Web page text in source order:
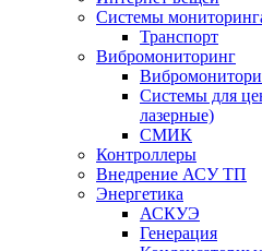
Системы
Транспорт
Вибромониторинг
Системы для
лазерные)
СМИК
Контроллеры
Внедрение АСУ ТП
Энергетика
АСКУЭ
Генерация